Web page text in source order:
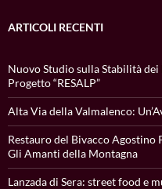
ARTICOLI RECENTI
Nuovo Studio sulla Stabilità
Progetto “RESALP”
Alta Via della Valmalenco:
Restauro del Bivacco
Gli Amanti della Montagna
Lanzada di Sera: street food e